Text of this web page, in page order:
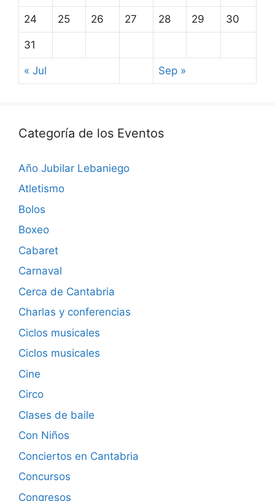
24 25 26 27 28 29 30
31
« Jul Sep »
Categoría de los Eventos
Año Jubilar Lebaniego
Atletismo
Bolos
Boxeo
Cabaret
Carnaval
Cerca de Cantabria
Charlas y conferencias
Ciclos musicales
Ciclos musicales
Cine
Circo
Clases de baile
Con Niños
Conciertos en Cantabria
Concursos
Congresos